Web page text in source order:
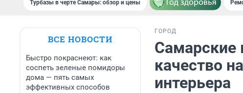
Турбазы в черте Самары: обзор и цены
ВСЕ НОВОСТИ
Быстро покраснеют: как
соспеть зеленые помидоры
дома — пять самых
эффективных способов
ГОРОД
Самарские
качество
интерьера